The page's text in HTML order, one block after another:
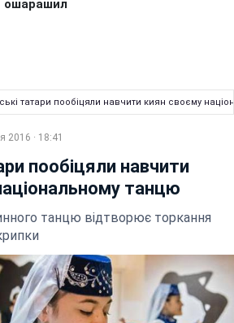
татари пообіцяли навчити киян своєму
2016 · 18:41
пообіцяли навчити
танцю
танцю відтворює торкання